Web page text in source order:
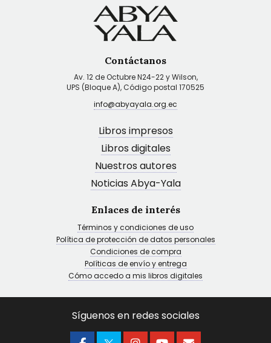
Contáctanos
Av. 12 de Octubre N24-22 y Wilson,
UPS (Bloque A), Código postal 170525
info@abyayala.org.ec
Libros impresos
Libros digitales
Nuestros autores
Noticias Abya-Yala
Enlaces de interés
Términos y condiciones de uso
Política de protección de datos personales
Condiciones de compra
Políticas de envío y entrega
Cómo accedo a mis libros digitales
Síguenos en redes sociales